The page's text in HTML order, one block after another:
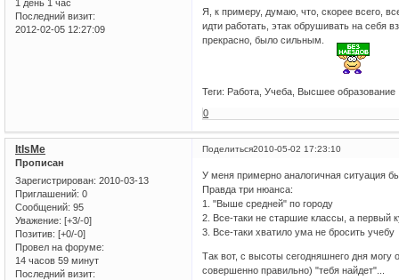
1 день 1 час
Последний визит:
2012-02-05 12:27:09
Я, к примеру, думаю, что, скорее всего,
идти работать, этак обрушивать на себя
прекрасно, было сильным.
Теги: Работа, Учеба, Высшее образование
0
Поделиться2010-05-02 17:23:10
ItIsMe
Прописан
Зарегистрирован: 2010-03-13
Приглашений: 0
Сообщений: 95
Уважение: [+3/-0]
Позитив: [+0/-0]
Провел на форуме:
14 часов 59 минут
Последний визит:
У меня примерно аналогичная ситуация
Правда три нюанса:
1. "Выше средней" по городу
2. Все-таки не старшие классы, а первый
3. Все-таки хватило ума не бросить учебу
Так вот, с высоты сегодняшнего дня могу
совершенно правильно) "тебя найдет"...